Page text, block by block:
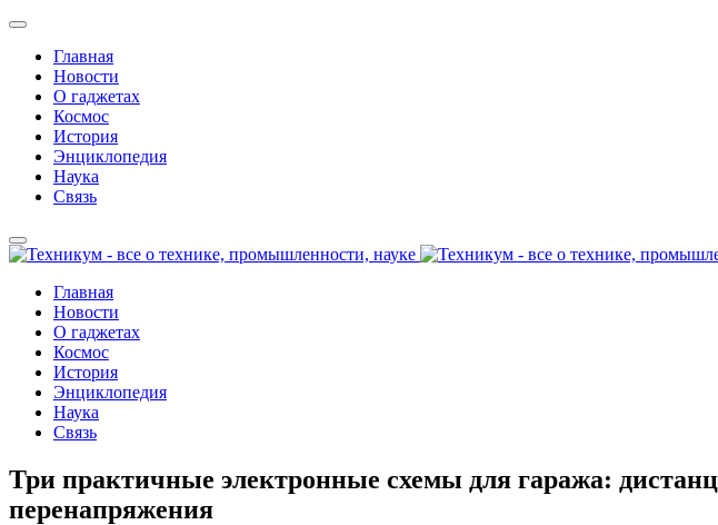
Главная
Новости
О гаджетах
Космос
История
Энциклопедия
Наука
Связь
Главная
Новости
О гаджетах
Космос
История
Энциклопедия
Наука
Связь
Три практичные электронные схемы для гаража:
перенапряжения